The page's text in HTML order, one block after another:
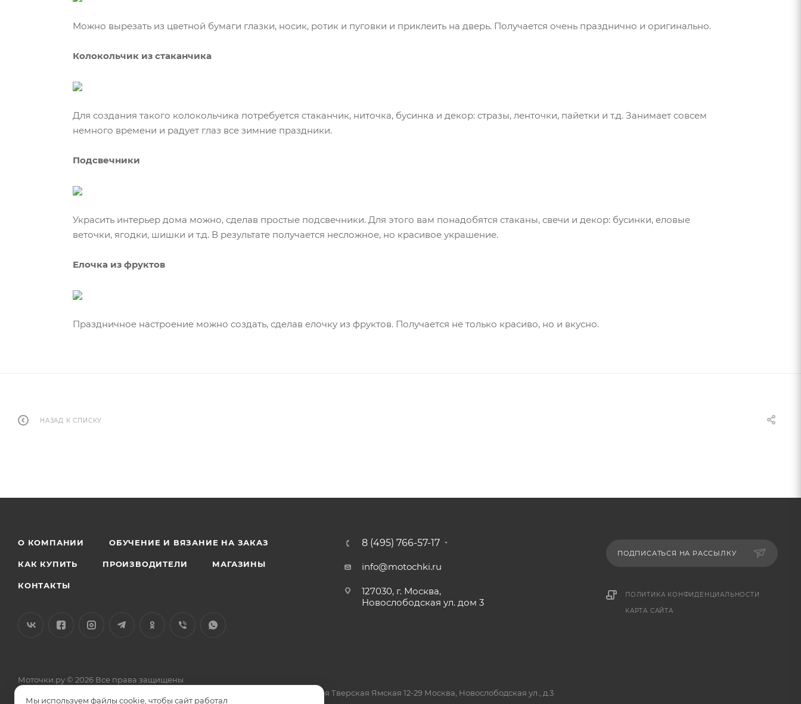
Можно вырезать из цветной бумаги глазки, носик, ротик и пуговки и приклеить на дверь. Получается очень празднично и оригинально.
Колокольчик из стаканчика
Для создания такого колокольчика потребуется стаканчик, ниточка, бусинка и декор: стразы, ленточки, пайетки и т.д. Занимает совсем
немного времени и радует глаз все зимние праздники.
Подсвечники
Украсить интерьер дома можно, сделав простые подсвечники. Для этого вам понадобятся стаканы, свечи и декор: бусинки, еловые
веточки, ягодки, шишки и т.д. В результате получается несложное, но красивое украшение.
Елочка из фруктов
Праздничное настроение можно создать, сделав елочку из фруктов. Получается не только красиво, но и вкусно.
НАЗАД К СПИСКУ
О КОМПАНИИ ОБУЧЕНИЕ И ВЯЗАНИЕ НА ЗАКАЗ
КАК КУПИТЬ ПРОИЗВОДИТЕЛИ МАГАЗИНЫ
КОНТАКТЫ
8 (495) 766-57-17
info@motochki.ru
127030, г. Москва,
Новослободская ул. дом 3
ПОДПИСАТЬСЯ НА РАССЫЛКУ
ПОЛИТИКА КОНФИДЕНЦИАЛЬНОСТИ
КАРТА САЙТА
Моточки.ру © 2026 Все права защищены
Общество с ограниченной ответственностью «Силкетекс» 125047, Москва, 3-я Тверская Ямская 12-29 Москва, Новослободская ул., д.3
Мы используем файлы cookie, чтобы сайт работал